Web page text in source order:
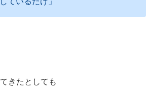
きたとしても